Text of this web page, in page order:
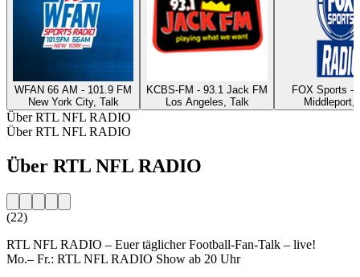
WFAN 66 AM - 101.9 FM
New York City, Talk
KCBS-FM - 93.1 Jack FM
Los Angeles, Talk
FOX Sports -
Middleport,
Über RTL NFL RADIO
Über RTL NFL RADIO
Über RTL NFL RADIO
(22)
RTL NFL RADIO – Euer täglicher Football-Fan-Talk – live!
Mo.– Fr.: RTL NFL RADIO Show ab 20 Uhr